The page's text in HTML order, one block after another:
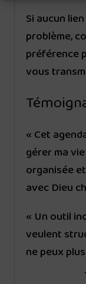
Si aucun
problème,
préférence
vous
« Cet
gérer ma
organisée
avec Dieu
« Un outil
veulent
ne peux